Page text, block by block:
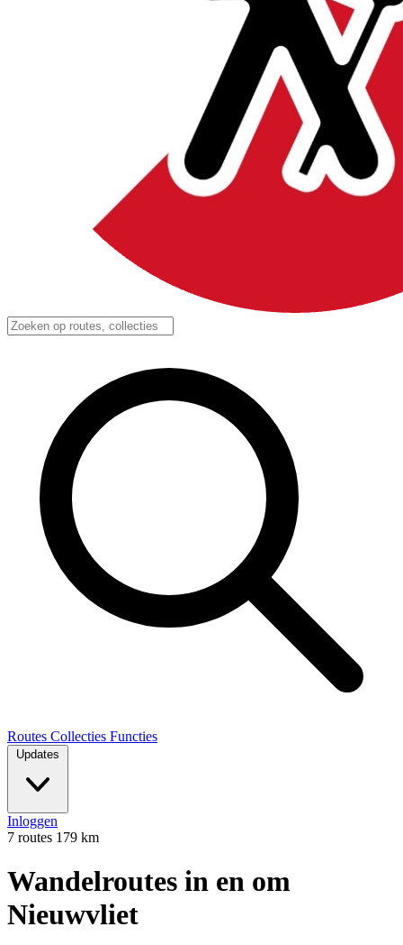
Routes Collecties Functies
Updates
Inloggen
7 routes 179 km
Wandelroutes in en om
Nieuwvliet